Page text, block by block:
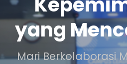
yang
Mari Berkolaborasi